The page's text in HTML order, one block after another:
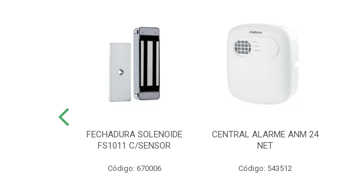
FECHADURA SOLENOIDE
FS1011 C/SENSOR
Código: 670006
CENTRAL ALARME ANM 24
NET
Código: 543512